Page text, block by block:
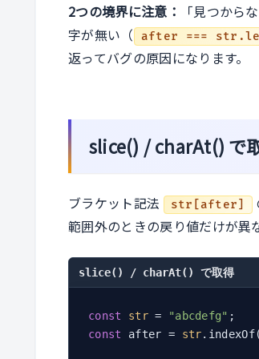
2つの境界に注意： 「見つから
字が無い（
after ===
返ってバグの原因になります。
slice() / charAt() で
ブラケット記法 str[after]
範囲外のときの戻り値だけが異
slice() / charAt() で取得
const str = "abcdefg"
const
after = str.indexOf(